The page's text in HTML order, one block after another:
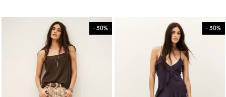
50%
-
50%
-